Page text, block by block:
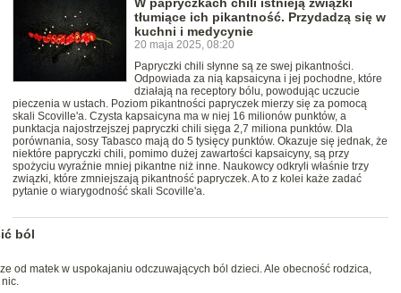
W papryczkach chili istnieją związki
tłumiące ich pikantność. Przydadzą się w
kuchni i medycynie
20 maja 2025, 08:20
Papryczki chili słynne są ze swej pikantności.
Odpowiada za nią kapsaicyna i jej pochodne, które
działają na receptory bólu, powodując uczucie
pieczenia w ustach. Poziom pikantności papryczek mierzy się za pomocą
skali Scoville'a. Czysta kapsaicyna ma w niej 16 milionów punktów, a
punktacja najostrzejszej papryczki chili sięga 2,7 miliona punktów. Dla
porównania, sosy Tabasco mają do 5 tysięcy punktów. Okazuje się jednak, że
niektóre papryczki chili, pomimo dużej zawartości kapsaicyny, są przy
spożyciu wyraźnie mniej pikantne niż inne. Naukowcy odkryli właśnie trzy
związki, które zmniejszają pikantność papryczek. A to z kolei każe zadać
pytanie o wiarygodność skali Scoville'a.
ból
od matek w uspokajaniu odczuwających ból dzieci. Ale obecność rodzica,